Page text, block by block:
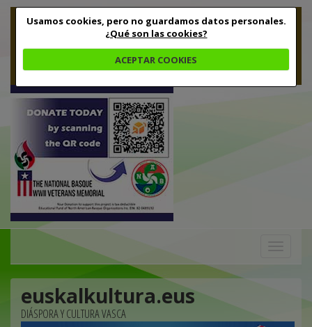
Usamos cookies, pero no guardamos datos personales.
¿Qué son las cookies?
ACEPTAR COOKIES
euskalkultura.eus
DIÁSPORA Y CULTURA VASCA